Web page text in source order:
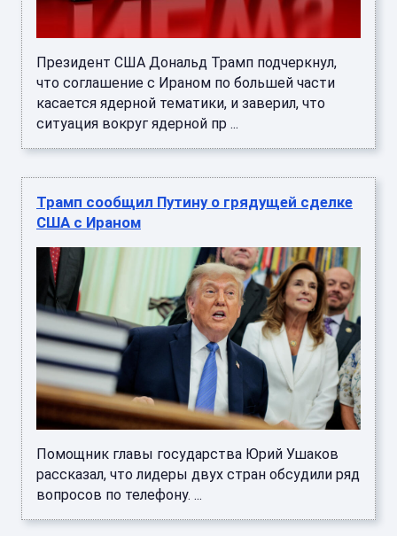
Президент США Дональд Трамп подчеркнул,
что соглашение с Ираном по большей части
касается ядерной тематики, и заверил, что
ситуация вокруг ядерной пр ...
Трамп сообщил Путину о грядущей сделке
США с Ираном
Помощник главы государства Юрий Ушаков
рассказал, что лидеры двух стран обсудили ряд
вопросов по телефону. ...